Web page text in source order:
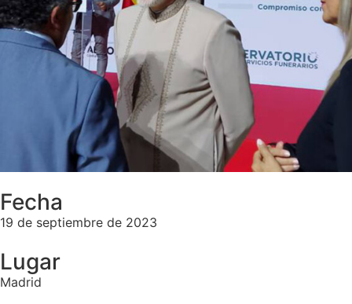
Fecha
19 de septiembre de 2023
Lugar
Madrid